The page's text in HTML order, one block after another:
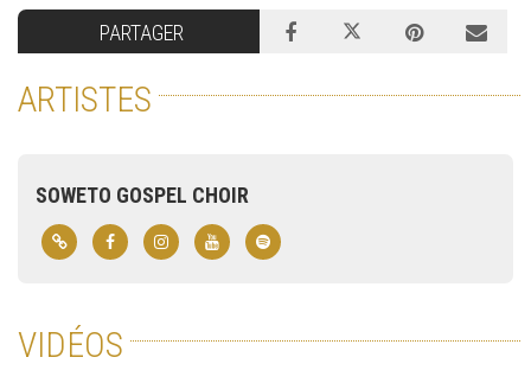
PARTAGER
ARTISTES
SOWETO GOSPEL CHOIR
VIDÉOS